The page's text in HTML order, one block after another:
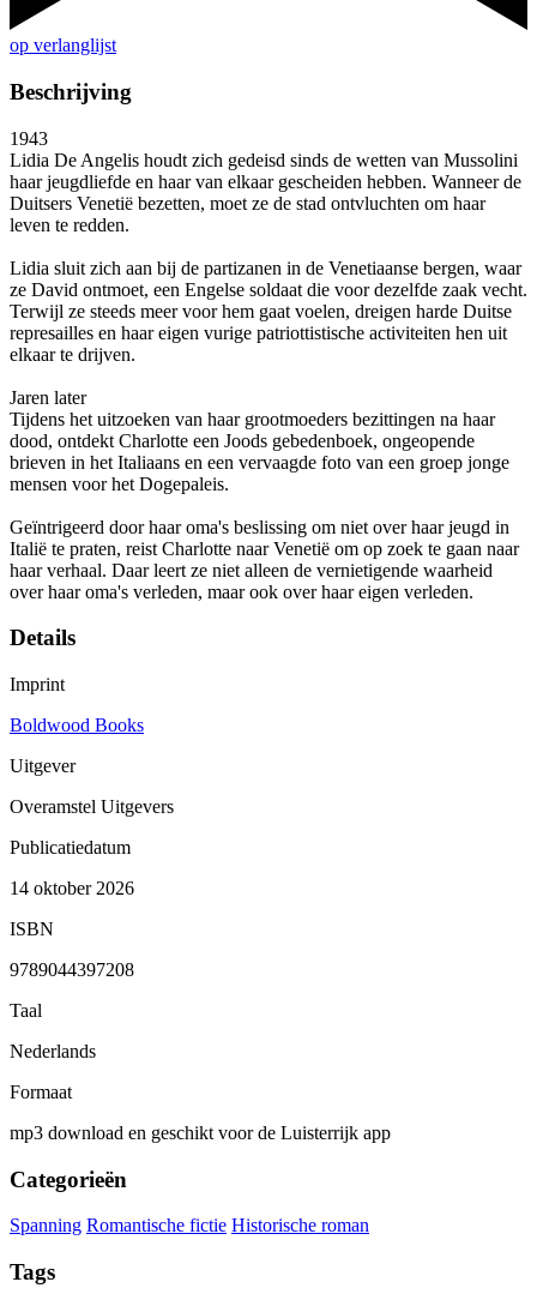
op verlanglijst
Beschrijving
1943
Lidia De Angelis houdt zich gedeisd sinds de wetten van Mussolini
haar jeugdliefde en haar van elkaar gescheiden hebben. Wanneer de
Duitsers Venetië bezetten, moet ze de stad ontvluchten om haar
leven te redden.
Lidia sluit zich aan bij de partizanen in de Venetiaanse bergen, waar
ze David ontmoet, een Engelse soldaat die voor dezelfde zaak vecht.
Terwijl ze steeds meer voor hem gaat voelen, dreigen harde Duitse
represailles en haar eigen vurige patriottistische activiteiten hen uit
elkaar te drijven.
Jaren later
Tijdens het uitzoeken van haar grootmoeders bezittingen na haar
dood, ontdekt Charlotte een Joods gebedenboek, ongeopende
brieven in het Italiaans en een vervaagde foto van een groep jonge
mensen voor het Dogepaleis.
Geïntrigeerd door haar oma's beslissing om niet over haar jeugd in
Italië te praten, reist Charlotte naar Venetië om op zoek te gaan naar
haar verhaal. Daar leert ze niet alleen de vernietigende waarheid
over haar oma's verleden, maar ook over haar eigen verleden.
Details
Imprint
Boldwood Books
Uitgever
Overamstel Uitgevers
Publicatiedatum
14 oktober 2026
ISBN
9789044397208
Taal
Nederlands
Formaat
mp3 download en geschikt voor de Luisterrijk app
Categorieën
Spanning Romantische fictie Historische roman
Tags